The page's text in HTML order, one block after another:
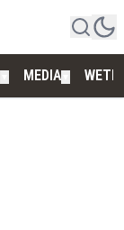
MEDIA